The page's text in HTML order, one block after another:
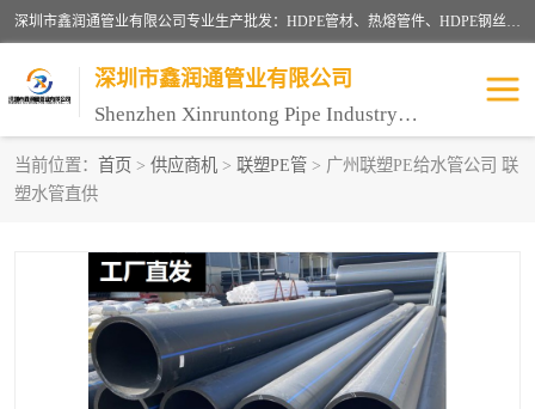
深圳市鑫润通管业有限公司专业生产批发：HDPE管材、热熔管件、HDPE钢丝骨架管、电熔管件、HDPE双壁波纹管、MPP电力管、井盖、PVC管材管件、PPR管材管件等；公司自创建以来，始终秉承“团结、务实、创新、守信”的服务宗旨，凭借专业的服务以及多年的勤奋拼搏，发展成为一家专业销售各种管材管件，绝缘电工套管及配件等系列产品的贸易公司。
深圳市鑫润通管业有限公司
Shenzhen Xinruntong Pipe Industry Co., Ltd
当前位置： 首页 > 供应商机 > 联塑PE管 > 广州联塑PE给水管公司 联
塑水管直供
HDPE管材给水管
HDPE双壁波纹管 HDPE电力通讯管
UPVC电力通讯管 MPP电力通信管
联塑PVC管 联塑PPR管